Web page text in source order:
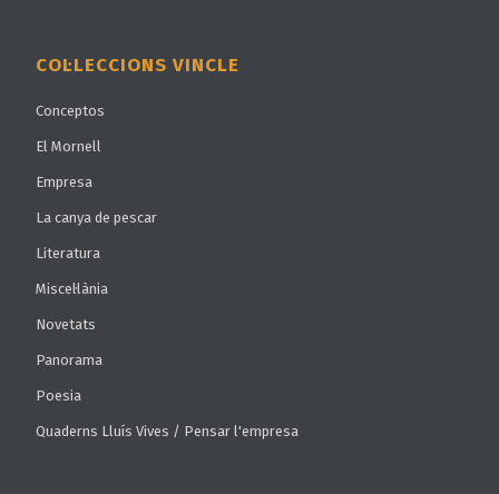
COL·LECCIONS VINCLE
Conceptos
El Mornell
Empresa
La canya de pescar
Literatura
Miscel·lània
Novetats
Panorama
Poesia
Quaderns Lluís Vives / Pensar l'empresa